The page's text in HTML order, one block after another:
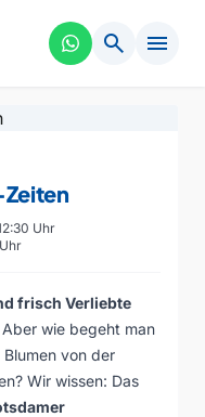
search menu
Uhr
frisch Verliebte
Aber wie begeht man
Blumen von der
Wir wissen: Das